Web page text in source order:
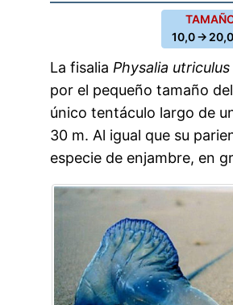
10,0 →
La fisalia Physalia utriculus
por el pequeño tamaño
único tentáculo largo de
30 m. Al igual que su
especie de enjambre, en